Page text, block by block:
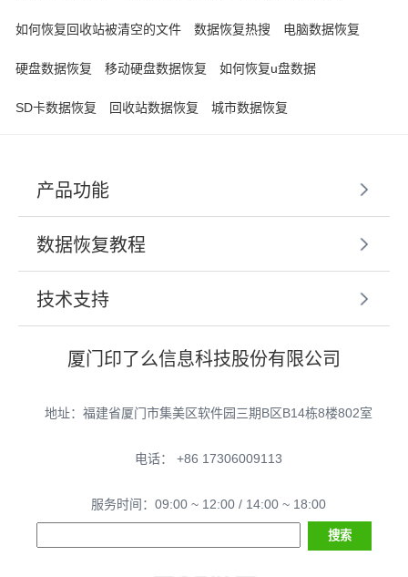
如何恢复回收站被清空的文件 数据恢复热搜 电脑数据恢复
硬盘数据恢复 移动硬盘数据恢复 如何恢复u盘数据
SD卡数据恢复 回收站数据恢复 城市数据恢复
产品功能
数据恢复教程
技术支持
厦门印了么信息科技股份有限公司
地址：福建省厦门市集美区软件园三期B区B14栋8楼802室
电话： +86 17306009113
服务时间：09:00 ~ 12:00 / 14:00 ~ 18:00